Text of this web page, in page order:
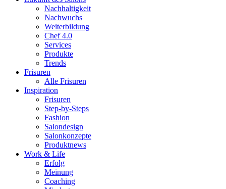
Nachhaltigkeit
Nachwuchs
Weiterbildung
Chef 4.0
Services
Produkte
Trends
Frisuren
Alle Frisuren
Inspiration
Frisuren
Step-by-Steps
Fashion
Salondesign
Salonkonzepte
Produktnews
Work & Life
Erfolg
Meinung
Coaching